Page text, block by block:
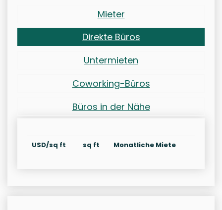
Mieter
Direkte Büros
Untermieten
Coworking-Büros
Büros in der Nähe
USD/sq ft sq ft Monatliche Miete